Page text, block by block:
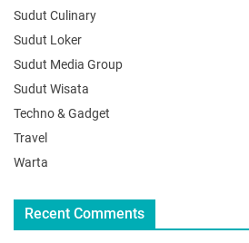
Sudut Culinary
Sudut Loker
Sudut Media Group
Sudut Wisata
Techno & Gadget
Travel
Warta
Recent Comments